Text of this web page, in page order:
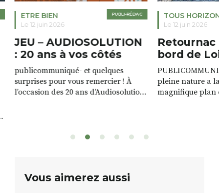
PUBLI-RÉDAC
ETRE BIEN
Le 12 juin 2026
JEU – AUDIOSOLUTION
: 20 ans à vos côtés
publicommuniqué- et quelques
surprises pour vous remercier ! À
l’occasion des 20 ans d’Audiosolution,
sont à gagner, sélectionnés auprès
12h à […]
TOUS
Le 12 juin 2026
Retournac
bord de
pleine nature a
magnifique plan
Vous aimerez aussi